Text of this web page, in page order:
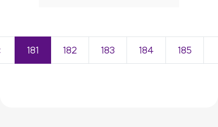
181 182 183 184 185